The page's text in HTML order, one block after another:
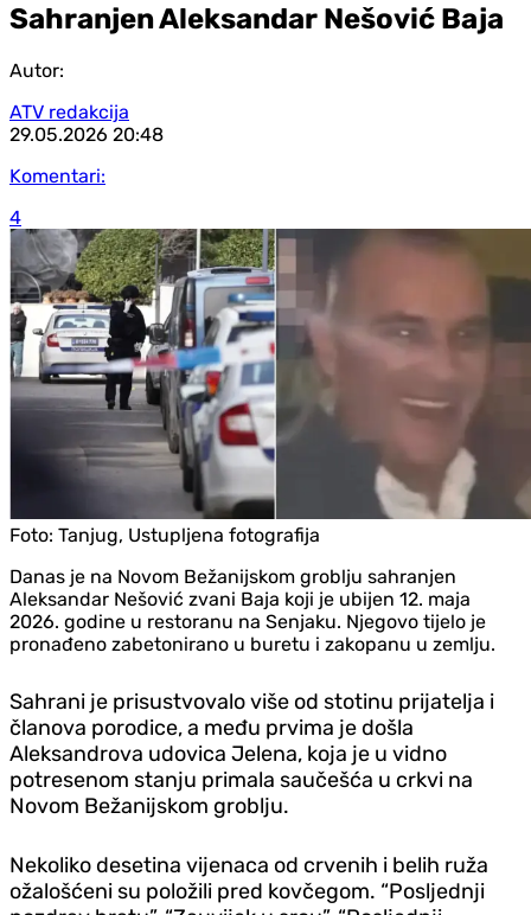
Sahranjen Aleksandar Nešović Baja
Autor:
ATV redakcija
29.05.2026 20:48
Komentari:
4
Foto: Tanjug, Ustupljena fotografija
Danas je na Novom Bežanijskom groblju sahranjen
Aleksandar Nešović zvani Baja koji je ubijen 12. maja
2026. godine u restoranu na Senjaku. Njegovo tijelo je
pronađeno zabetonirano u buretu i zakopanu u zemlju.
Sahrani je prisustvovalo više od stotinu prijatelja i
članova porodice, a među prvima je došla
Aleksandrova udovica Jelena, koja je u vidno
potresenom stanju primala saučešća u crkvi na
Novom Bežanijskom groblju.
Nekoliko desetina vijenaca od crvenih i belih ruža
ožalošćeni su položili pred kovčegom. “Posljednji